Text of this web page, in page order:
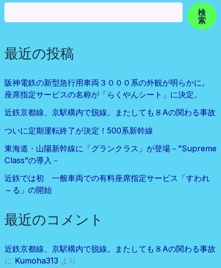
検
索
最近の投稿
阪神電鉄の新型急行用車両３０００系の外観が明らかに。
座席指定サービスの名称が「らくやんシート」に決定。
近鉄京都線、京駅構内で脱線。またしても８Aの関わる事故
ついに定期運転終了が決定！500系新幹線
東海道・山陽新幹線に「グランクラス」が登場－”Supreme
Class”の導入－
近鉄では初 一般車両での有料座席指定サービス「すわれ
～る」の開始
最近のコメント
近鉄京都線、京駅構内で脱線。またしても８Aの関わる事故
に Kumoha313 より